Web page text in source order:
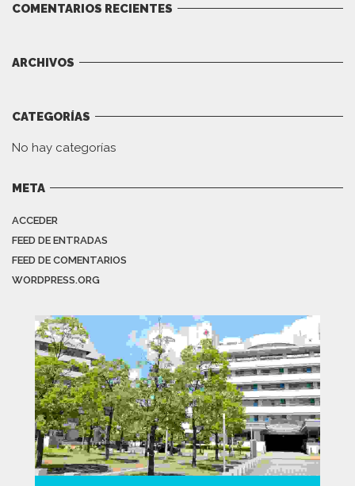
COMENTARIOS RECIENTES
ARCHIVOS
CATEGORÍAS
No hay categorías
META
ACCEDER
FEED DE ENTRADAS
FEED DE COMENTARIOS
WORDPRESS.ORG